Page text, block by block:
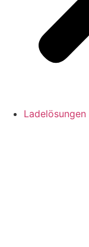
Ladelösungen